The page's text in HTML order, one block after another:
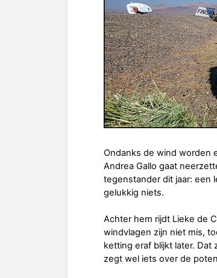
Ondanks de wind worden
Andrea Gallo gaat
tegenstander dit jaar: een
gelukkig niets.
Achter hem rijdt Lieke de
windvlagen zijn niet mis,
ketting eraf blijkt later.
zegt wel iets over de